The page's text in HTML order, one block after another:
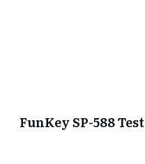
FunKey SP-588 Test